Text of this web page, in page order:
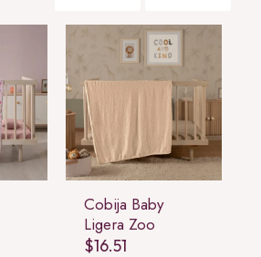
Cobija Baby
Ligera Zoo
$16.51